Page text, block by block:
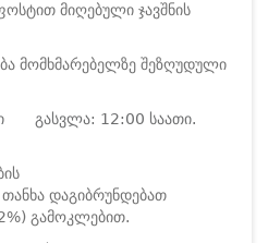
მიღებული ჯავშნის
მომხმარებელზე შეზღუდული
გასვლა: 12:00 საათი.
დაგიბრუნდებათ
გამოკლებით.